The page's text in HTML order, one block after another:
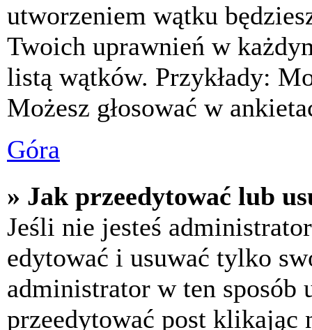
utworzeniem wątku
Twoich uprawnień w
listą wątków. Przykłady:
Możesz głosować w
Góra
» Jak przeedytować lub
Jeśli nie jesteś
edytować i usuwać tylko
administrator w ten sposób
przeedytować post klikając